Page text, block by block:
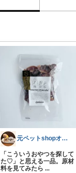
元ペットshopオーナー🐶メイ＆アビー
「こういうおやつを探して
た♡」と思える一品。原材
料を見てみたら ...